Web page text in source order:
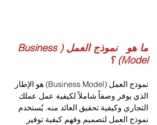
ما هو   نموذج العمل (Business
Model) ؟
نموذج العمل (Business Model) هو الإطار
الذي يوفر وصفاً شاملاً لكيفية عمل عملك
التجاري وكيفية تحقيق العائد منه. يُستخدم
نموذج العمل لتصميم وفهم كيفية توفير